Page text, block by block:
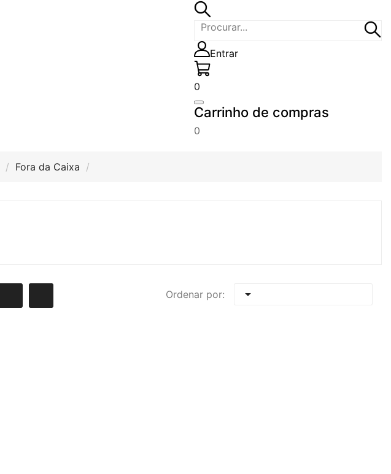
Entrar
0
Carrinho de compras
0
Fora da Caixa
Ordenar por: 